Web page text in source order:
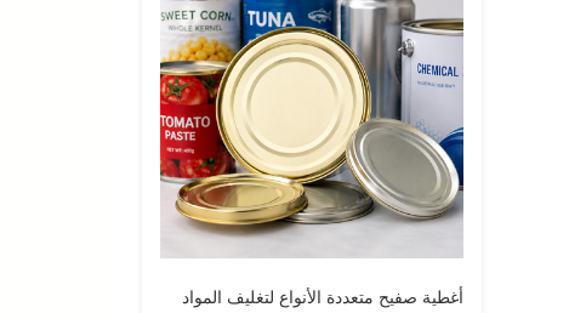
أغطية صفيح متعددة الأنواع لتغليف المواد